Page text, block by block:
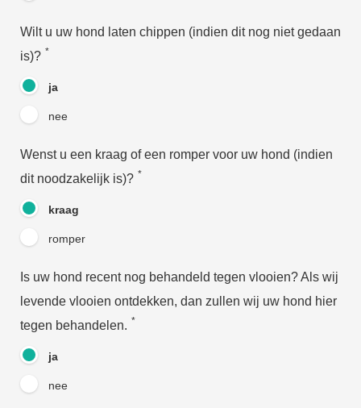
Wilt u uw hond laten chippen (indien dit nog niet gedaan
is)? *
ja
nee
Wenst u een kraag of een romper voor uw hond (indien
dit noodzakelijk is)? *
kraag
romper
Is uw hond recent nog behandeld tegen vlooien? Als wij
levende vlooien ontdekken, dan zullen wij uw hond hier
tegen behandelen. *
ja
nee